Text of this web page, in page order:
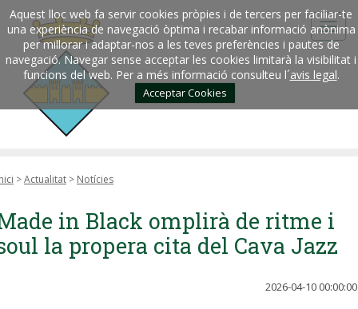
Aquest lloc web fa servir cookies pròpies i de tercers per faciliar-te
una experiència de navegació òptima i recabar informació anònima
per millorar i adaptar-nos a les teves preferències i pautes de
navegació. Navegar sense acceptar les cookies limitarà la visibilitat i
funcions del web. Per a més informació consulteu l´avis legal.
Acceptar Cookies
>Actualitat > Notícies
in Black omplirà de ritme i
la propera cita del Cava Jazz
2026-04-10 00:00:00